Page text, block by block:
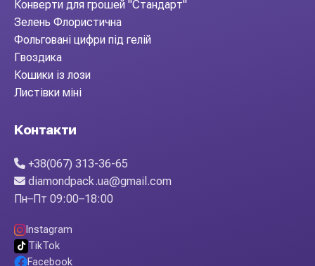
Конверти для грошей "Стандарт"
Зелень Флористична
Фольговані цифри під гелій
Гвоздика
Кошики із лози
Листівки міні
Контакти
+38(067) 313-36-65
diamondpack.ua@gmail.com
Пн–Пт 09:00–18:00
Instagram
TikTok
Facebook